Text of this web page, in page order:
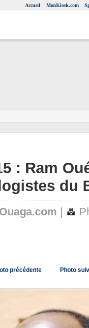
Accueil MonKiosk.com
: Ram
du
|
précédente Photo